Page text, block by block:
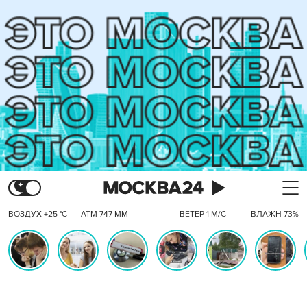
ВОЗДУХ +25 °C АТМ 747 ММ ВЕТЕР 1 М/С ВЛАЖН 73%